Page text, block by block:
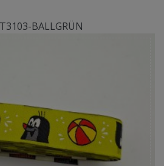
BALLGRÜN